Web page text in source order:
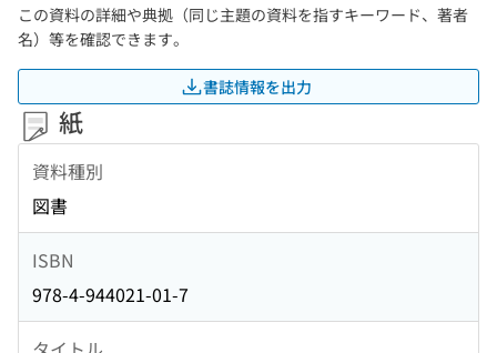
この資料の詳細や典拠（同じ主題の資料を指すキーワード、著者
名）等を確認できます。
書誌情報を出力
紙
資料種別
図書
ISBN
978-4-944021-01-7